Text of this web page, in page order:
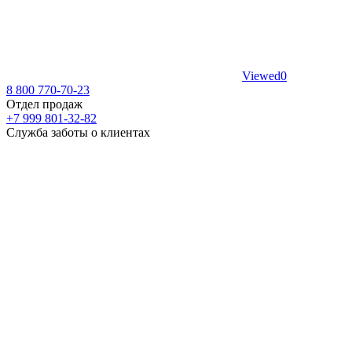
Viewed0
8 800 770-70-23
Отдел продаж
+7 999 801-32-82
Служба заботы о клиентах